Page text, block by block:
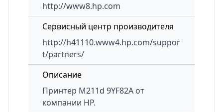
http://www8.hp.com
Сервисный центр производителя
http://h41110.www4.hp.com/suppor
t/partners/
Описание
Принтер M211d 9YF82A от
компании HP.